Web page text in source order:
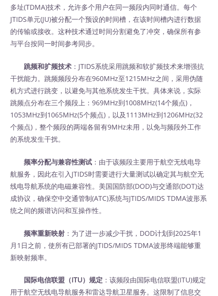
多址(TDMA)技术，允许多个用户在同一频段内同时通信。每个
JTIDS单元(JU)被分配一个预设的时间槽，在该时间槽内进行数据
的传输或接收。这种技术通过时间分割避免了冲突，确保所有参
与平台按同一时间参考同步。
跳频和扩频技术 ：JTIDS系统采用跳频和软扩频技术来增强抗
干扰能力。跳频频段分布在960MHz至1215MHz之间，采用伪随
机方式进行跳变，以避免与其他系统发生干扰。具体来说，实际
跳频点分布在三个频段上：969MHz到1008MHz(14个频点)，
1053MHz到1065MHz(5个频点)，以及1113MHz到1206MHz(32
个频点)，整个频段的两端各留有9MHz未用，以免与频段外工作
的系统发生干扰。
频率分配与兼容性测试 ：由于该频段主要用于航空无线电导
航服务，因此在引入JTIDS时需要进行大量测试以确定其与航空无
线电导航系统的电磁兼容性。美国国防部(DOD)与交通部(DOT)达
成协议，确保空中交通管制(ATC)系统与JTIDS/MIDS TDMA波形系
统之间的频谱访问和互操作性。
频率重新映射 ：为了进一步减少干扰，DOD计划到2025年1
月1日之前，使所有已部署的JTIDS/MIDS TDMA波形终端能够重
新映射频率。
国际电信联盟（ITU）规定 ：该频段由国际电信联盟(ITU)规定
用于航空无线电导航服务和雷达导航卫星服务。这限制了信息交